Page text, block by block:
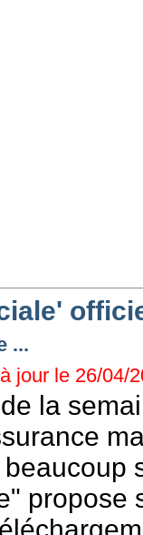
...
jour le 26/04/
la
propose